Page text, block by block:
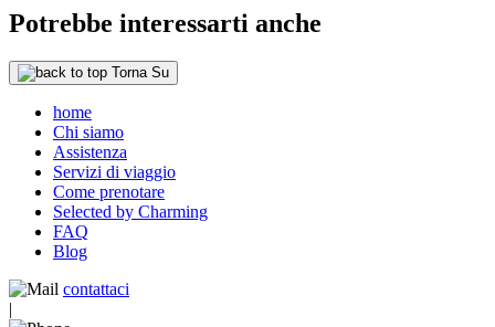
Potrebbe interessarti anche
Torna Su
home
Chi siamo
Assistenza
Servizi di viaggio
Come prenotare
Selected by Charming
FAQ
Blog
contattaci
|